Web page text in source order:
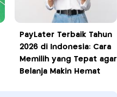
PayLater Terbaik Tahun
2026 di Indonesia: Cara
Memilih yang Tepat agar
Belanja Makin Hemat